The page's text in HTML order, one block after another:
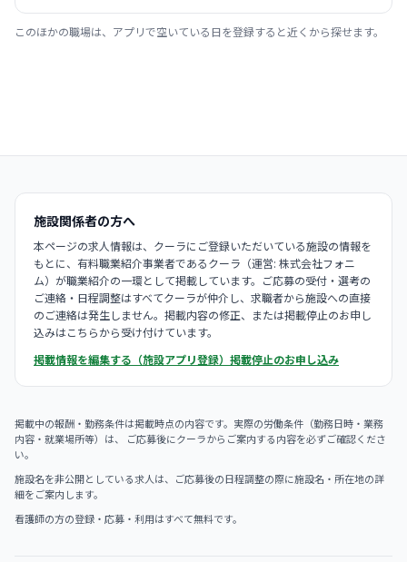
このほかの職場は、アプリで空いている日を登録すると近くから探せます。
施設関係者の方へ
本ページの求人情報は、クーラにご登録いただいている施設の情報を
もとに、有料職業紹介事業者であるクーラ（運営: 株式会社フォニ
ム）が職業紹介の一環として掲載しています。ご応募の受付・選考の
ご連絡・日程調整はすべてクーラが仲介し、求職者から施設への直接
のご連絡は発生しません。掲載内容の修正、または掲載停止のお申し
込みはこちらから受け付けています。
掲載情報を編集する（施設アプリ登録） 掲載停止のお申し込み
掲載中の報酬・勤務条件は掲載時点の内容です。実際の労働条件（勤務日時・業務
内容・就業場所等）は、 ご応募後にクーラからご案内する内容を必ずご確認くださ
い。
施設名を非公開としている求人は、ご応募後の日程調整の際に施設名・所在地の詳
細をご案内します。
看護師の方の登録・応募・利用はすべて無料です。